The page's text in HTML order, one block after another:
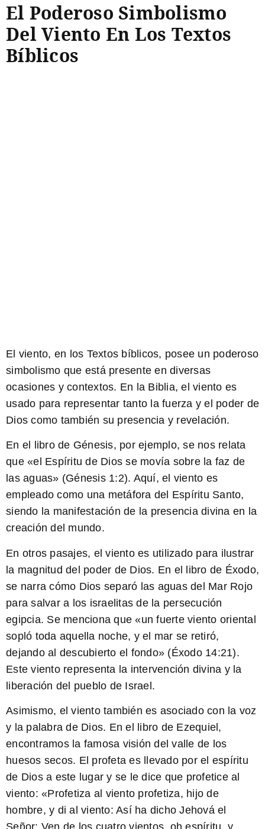
El Poderoso Simbolismo
Del Viento En Los Textos
Bíblicos
El viento, en los Textos bíblicos, posee un poderoso
simbolismo que está presente en diversas
ocasiones y contextos. En la Biblia, el viento es
usado para representar tanto la fuerza y el poder de
Dios como también su presencia y revelación.
En el libro de Génesis, por ejemplo, se nos relata
que «el Espíritu de Dios se movía sobre la faz de
las aguas» (Génesis 1:2). Aquí, el viento es
empleado como una metáfora del Espíritu Santo,
siendo la manifestación de la presencia divina en la
creación del mundo.
En otros pasajes, el viento es utilizado para ilustrar
la magnitud del poder de Dios. En el libro de Éxodo,
se narra cómo Dios separó las aguas del Mar Rojo
para salvar a los israelitas de la persecución
egipcia. Se menciona que «un fuerte viento oriental
sopló toda aquella noche, y el mar se retiró,
dejando al descubierto el fondo» (Éxodo 14:21).
Este viento representa la intervención divina y la
liberación del pueblo de Israel.
Asimismo, el viento también es asociado con la voz
y la palabra de Dios. En el libro de Ezequiel,
encontramos la famosa visión del valle de los
huesos secos. El profeta es llevado por el espíritu
de Dios a este lugar y se le dice que profetice al
viento: «Profetiza al viento profetiza, hijo de
hombre, y di al viento: Así ha dicho Jehová el